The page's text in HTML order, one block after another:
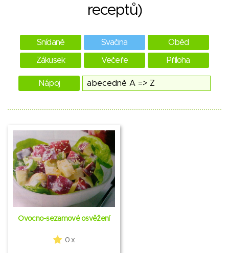
receptů)
Snídaně Svačina Oběd
Zákusek Večeře Příloha
Nápoj
Ovocno-sezamové osvěžení
0 x